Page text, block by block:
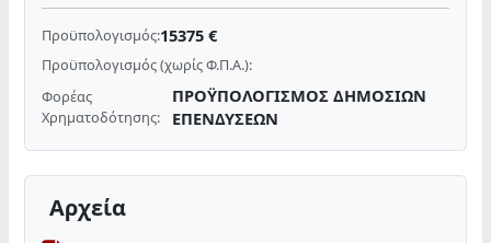
Προϋπολογισμός:15375 €
Προϋπολογισμός (χωρίς Φ.Π.Α.):
Φορέας
Χρηματοδότησης:
ΠΡΟΫΠΟΛΟΓΙΣΜΟΣ ΔΗΜΟΣΙΩΝ
ΕΠΕΝΔΥΣΕΩΝ
Αρχεία